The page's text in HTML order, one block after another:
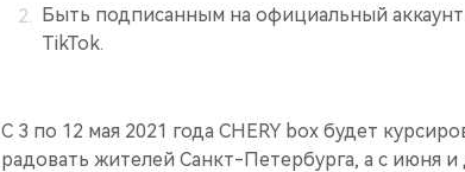
Быть подписанным на официальный аккаунт
TikTok.
С 3 по 12 мая 2021 года CHERY box будет
радовать жителей Санкт-Петербурга, а с июня